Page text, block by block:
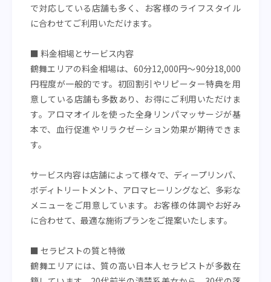
で対応している店舗も多く、お客様のライフスタイル
に合わせてご利用いただけます。
■ 料金相場とサービス内容
鶴舞エリアの料金相場は、60分12,000円〜90分18,000
円程度が一般的です。初回割引やリピーター特典を用
意している店舗も多数あり、お得にご利用いただけま
す。アロマオイルを使った全身リンパマッサージが基
本で、血行促進やリラクゼーション効果が期待できま
す。
サービス内容は店舗によって様々で、ディープリンパ、
ボディトリートメント、アロマヒーリングなど、多彩な
メニューをご用意しています。お客様の体調やお好み
に合わせて、最適な施術プランをご提案いたします。
■ セラピストの質と特徴
鶴舞エリアには、質の高い日本人セラピストが多数在